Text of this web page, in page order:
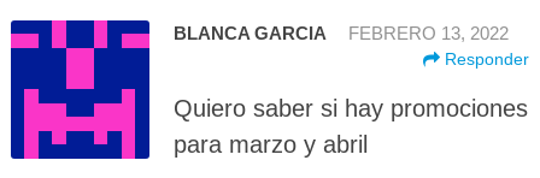
BLANCA GARCIA FEBRERO 13, 2022
Responder
Quiero saber si hay promociones
para marzo y abril